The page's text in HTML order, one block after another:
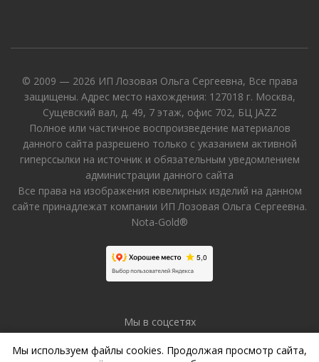
© 2009 — 2026 ИП Лозовая Ольга Сергеевна, Все права
защищены. Адрес место нахождения: 127018 г. Москва,
Сущевский вал, д. 49, 7 этаж, офис 702, БЦ JAZZ
Полное или частичное воспроизведение материалов
данного сайта разрешено только с указанием активной
гиперссылки на источник и обязательным уведомлением
администрации данного сайта
Все права на изображения ювелирных изделий на данном
сайте принадлежат компании ИП Лозовая Ольга Сергеевна.
Nota-Gold®
Мы в соцсетях
Мы используем файлы cookies. Продолжая просмотр сайта,